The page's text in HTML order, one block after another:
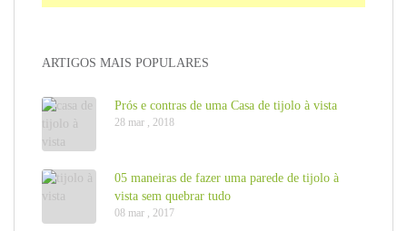
ARTIGOS MAIS POPULARES
Prós e contras de uma Casa de tijolo à vista
28 mar , 2018
05 maneiras de fazer uma parede de tijolo à
vista sem quebrar tudo
08 mar , 2017